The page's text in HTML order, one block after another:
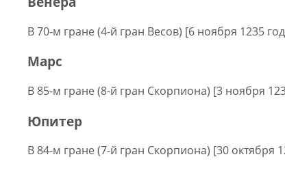
В 70-м гране (4-й гран Весов) [6 ноября 1235
Марс
В 85-м гране (8-й гран Скорпиона) [3 ноября
Юпитер
В 84-м гране (7-й гран Скорпиона) [30 октября